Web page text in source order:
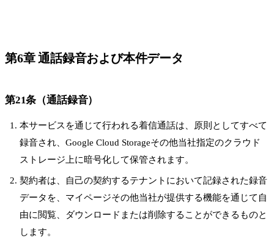
第6章 通話録音および本件データ
第21条（通話録音）
本サービスを通じて行われる着信通話は、原則としてすべて
録音され、Google Cloud Storageその他当社指定のクラウド
ストレージ上に暗号化して保管されます。
契約者は、自己の契約するテナントにおいて記録された録音
データを、マイページその他当社が提供する機能を通じて自
由に閲覧、ダウンロードまたは削除することができるものと
します。